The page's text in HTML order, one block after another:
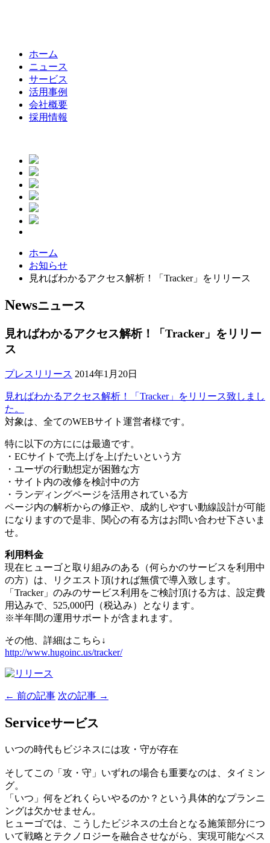
ホーム
ニュース
サービス
活用事例
会社概要
採用情報
ホーム
お知らせ
見ればわかるアクセス解析！「Tracker」をリリース
Newsニュース
見ればわかるアクセス解析！「Tracker」をリリー
ス
プレスリリース 2014年1月20日
見ればわかるアクセス解析！「Tracker」をリリース致しまし
た。
対象は、全てのWEBサイト運営者様です。
特に以下の方にには最適です。
・ECサイトで売上げを上げたいという方
・ユーザの行動想定が困難な方
・サイト内の改修を検討中の方
・ランディングページを活用されている方
ページ内の解析からの修正や、成約しやすい動線設計が可能
になりますので是非、関心の有る方はお問い合わせ下さいま
せ。
利用料金
現在ヒューゴと取り組みのある（何らかのサービスを利用中
の方）は、リクエスト頂ければ無償で導入致します。
「Tracker」のみのサービス利用をご検討頂ける方は、設定費
用込みで、525,000円（税込み）となります。
※半年間の運用サポートが含まれます。
その他、詳細はこちら↓
http://www.hugoinc.us/tracker/
← 前の記事 次の記事 →
Serviceサービス
いつの時代もビジネスには攻・守が存在
そしてこの「攻・守」いずれの場合も重要なのは、タイミン
グ。
「いつ」何をどれくらいやるのか？という具体的なプランニ
ングは欠かせません。
ヒューゴでは、こうしたビジネスの土台となる施策部分につ
いて戦略とテクノロジーを融合させながら、実現可能なベス